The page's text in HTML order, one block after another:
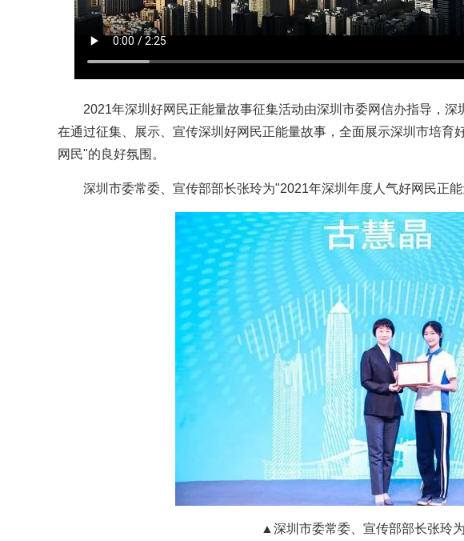
2021年深圳好网民正能量故事征集活动由深圳市委网信办指导，
在通过征集、展示、宣传深圳好网民正能量故事，全面展示深圳市培育
网民"的良好氛围。
深圳市委常委、宣传部部长张玲为"2021年深圳年度人气好网民正能
▲深圳市委常委、宣传部部长张玲